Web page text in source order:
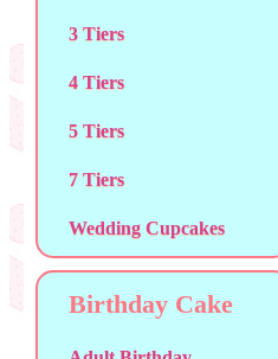
3 Tiers
4 Tiers
5 Tiers
7 Tiers
Wedding Cupcakes
Birthday Cake